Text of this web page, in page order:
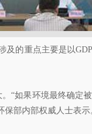
的重点主要是以
如果环境最终确定
部内部权威人士表示